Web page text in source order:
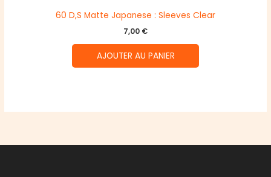
60 D,S Matte Japanese : Sleeves Clear
7,00 €
AJOUTER AU PANIER